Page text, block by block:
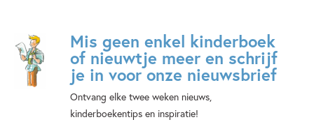
Mis geen enkel kinderboek
of nieuwtje meer en schrijf
je in voor onze nieuwsbrief
Ontvang elke twee weken nieuws,
kinderboekentips en inspiratie!